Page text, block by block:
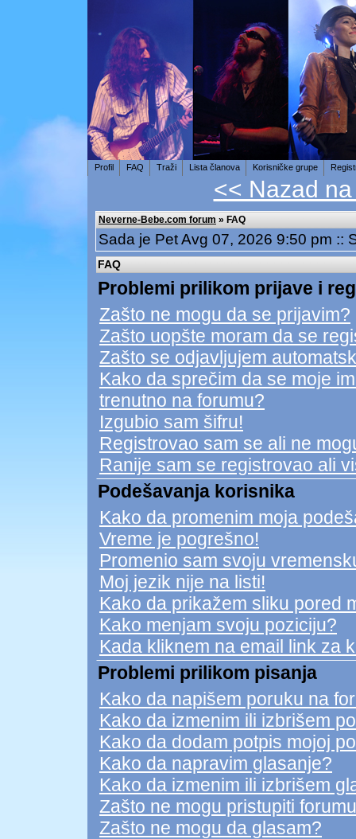
Profil FAQ Traži Lista članova Korisničke grupe
<< Nazad
Neverne-Bebe.com forum » FAQ
Sada je Pet Avg 07, 2026 9:50 pm ::
FAQ
Problemi prilikom prijave i
Zašto ne mogu da se prijavim?
Zašto uopšte moram da se
Zašto se odjavljujem
Kako da sprečim da se moje
trenutno na forumu?
Izgubio sam šifru!
Registrovao sam se ali ne
Ranije sam se registrovao ali
Podešavanja korisnika
Kako da promenim moja
Vreme je pogrešno!
Promenio sam svoju
Moj jezik nije na listi!
Kako da prikažem sliku pored
Kako menjam svoju poziciju?
Kada kliknem na email link za
Problemi prilikom pisanja
Kako da napišem poruku na
Kako da izmenim ili izbrišem
Kako da dodam potpis mojoj
Kako da napravim glasanje?
Kako da izmenim ili izbrišem
Zašto ne mogu pristupiti
Zašto ne mogu da glasam?